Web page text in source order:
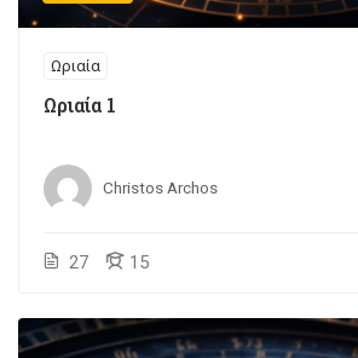
Ωριαία
Ωριαία 1
Christos Archos
27 15